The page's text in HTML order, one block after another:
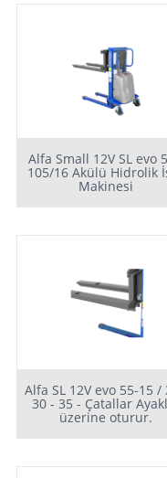
Alfa Small 12V SL evo
105/16 Akülü Hidrolik
Makinesi
Alfa SL 12V evo 55-15 /
30 - 35 - Çatallar
üzerine oturur.